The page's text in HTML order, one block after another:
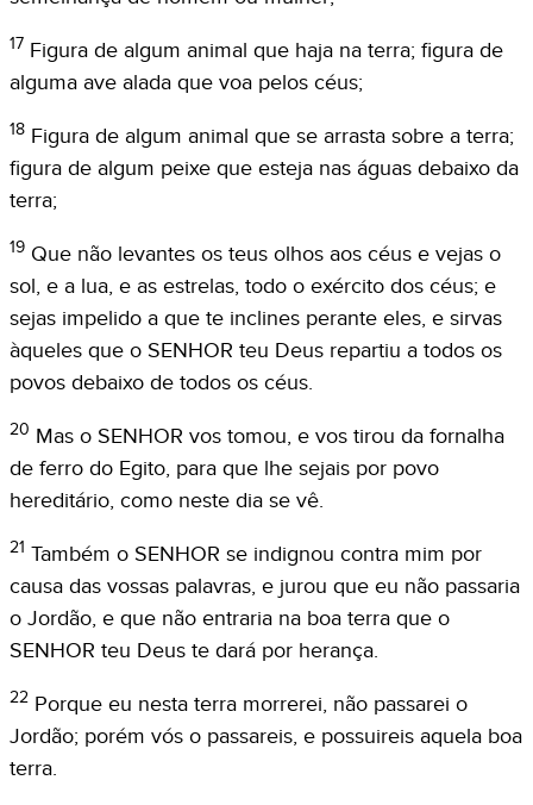
17 Figura de algum animal que haja na terra; figura de
alguma ave alada que voa pelos céus;
18 Figura de algum animal que se arrasta sobre a terra;
figura de algum peixe que esteja nas águas debaixo da
terra;
19 Que não levantes os teus olhos aos céus e vejas o
sol, e a lua, e as estrelas, todo o exército dos céus; e
sejas impelido a que te inclines perante eles, e sirvas
àqueles que o SENHOR teu Deus repartiu a todos os
povos debaixo de todos os céus.
20 Mas o SENHOR vos tomou, e vos tirou da fornalha
de ferro do Egito, para que lhe sejais por povo
hereditário, como neste dia se vê.
21 Também o SENHOR se indignou contra mim por
causa das vossas palavras, e jurou que eu não passaria
o Jordão, e que não entraria na boa terra que o
SENHOR teu Deus te dará por herança.
22 Porque eu nesta terra morrerei, não passarei o
Jordão; porém vós o passareis, e possuireis aquela boa
terra.